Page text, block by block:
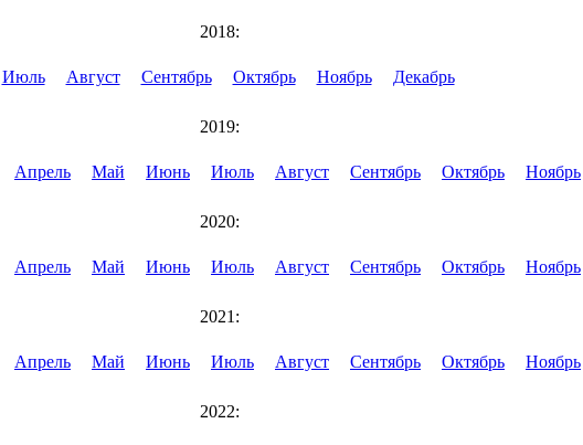
2018:
Июль Август Сентябрь Октябрь Ноябрь Декабрь
2019:
Апрель Май Июнь Июль Август Сентябрь Октябрь Ноябрь
2020:
Апрель Май Июнь Июль Август Сентябрь Октябрь Ноябрь
2021:
Апрель Май Июнь Июль Август Сентябрь Октябрь Ноябрь
2022: